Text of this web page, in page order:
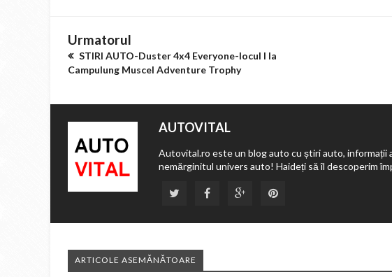
Urmatorul
STIRI AUTO-Duster 4x4 Everyone-locul I la
Campulung Muscel Adventure Trophy
AUTOVITAL
Autovital.ro este un blog auto cu știri auto,
nemărginitul univers auto! Haideți să îl descoperim
ARTICOLE ASEMĂNĂTOARE